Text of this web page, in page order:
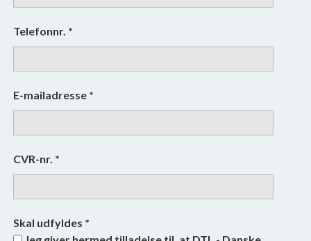
Telefonnr. *
E-mailadresse *
CVR-nr. *
Skal udfyldes *